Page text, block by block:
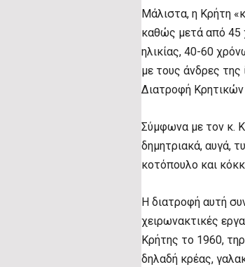
Μάλιστα, η Κρήτη
καθώς μετά από 45
ηλικίας, 40-60
με τους άνδρες της
Διατροφή
Σύμφωνα με τον κ.
δημητριακά, αυγά,
κοτόπουλο και
Η διατροφή αυτή
χειρωνακτικές
Κρήτης το 1960,
δηλαδή κρέας,